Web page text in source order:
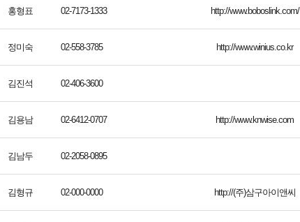
홍형표 02-7173-1333 http://www.boboslink.com/
정미숙 02-558-3785 http://www.winius.co.kr
김진석 02-406-3600
김용남 02-6412-0707 http://www.knwise.com
김남두 02-2058-0895
김형규 02-000-0000 http://(주)삼구아이앤씨